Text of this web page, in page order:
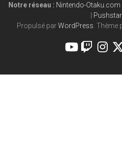
Notre réseau : Nintendo-Otaku.com
Propulsé parWordPress . Thème